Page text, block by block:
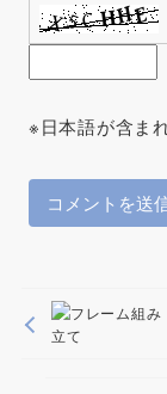
※日本語が含ま